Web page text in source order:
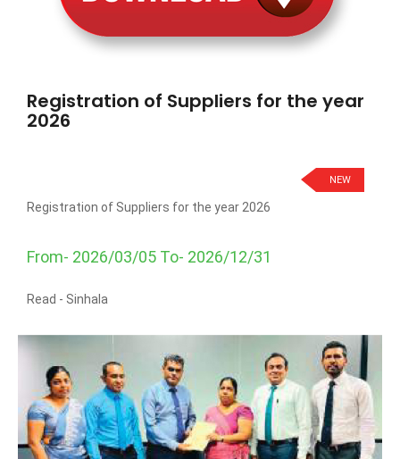
Registration of Suppliers for the year
2026
NEW
Registration of Suppliers for the year 2026
From- 2026/03/05 To- 2026/12/31
Read - Sinhala